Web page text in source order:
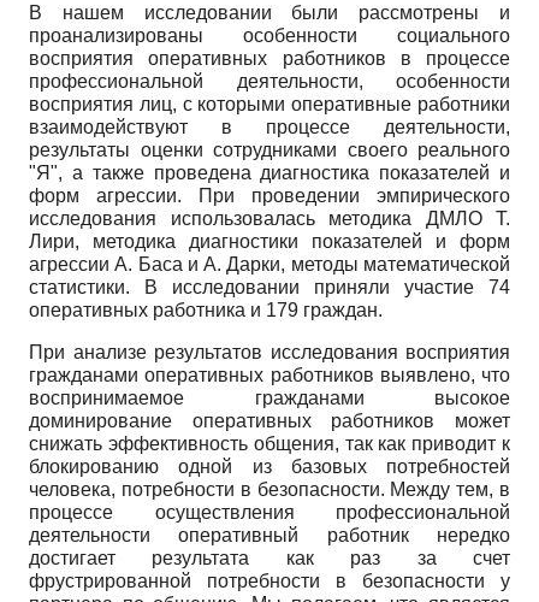
В нашем исследовании были рассмотрены и
проанализированы особенности социального
восприятия оперативных работников в процессе
профессиональной деятельности, особенности
восприятия лиц, с которыми оперативные работники
взаимодействуют в процессе деятельности,
результаты оценки сотрудниками своего реального
"Я", а также проведена диагностика показателей и
форм агрессии. При проведении эмпирического
исследования использовалась методика ДМЛО Т.
Лири, методика диагностики показателей и форм
агрессии А. Баса и А. Дарки, методы математической
статистики. В исследовании приняли участие 74
оперативных работника и 179 граждан.
При анализе результатов исследования восприятия
гражданами оперативных работников выявлено, что
воспринимаемое гражданами высокое
доминирование оперативных работников может
снижать эффективность общения, так как приводит к
блокированию одной из базовых потребностей
человека, потребности в безопасности. Между тем, в
процессе осуществления профессиональной
деятельности оперативный работник нередко
достигает результата как раз за счет
фрустрированной потребности в безопасности у